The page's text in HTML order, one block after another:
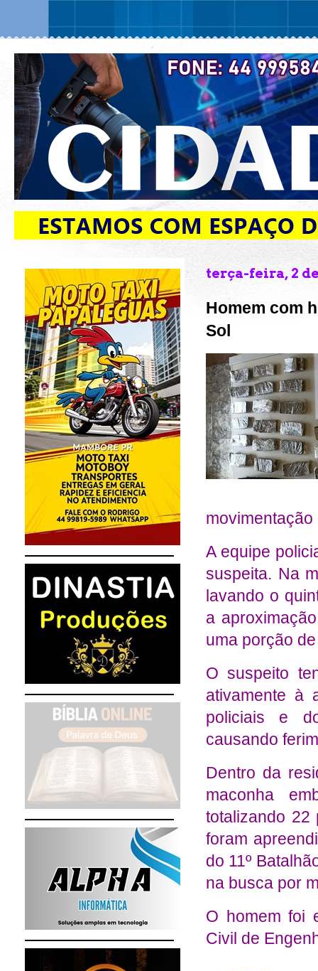
terça-feira, 2
Homem com
Sol
A equipe
suspeita. Na
lavando o
a
uma porção
O suspeito
ativamente à
policiais e
causando
Dentro da
maconha
totalizando 22
foram
do 11º
na busca por
O homem foi
Civil de